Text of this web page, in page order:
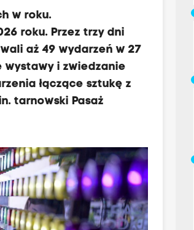
w roku.
roku. Przez trzy dni
aż 49 wydarzeń w 27
wystawy i zwiedzanie
łączące sztukę z
tarnowski Pasaż